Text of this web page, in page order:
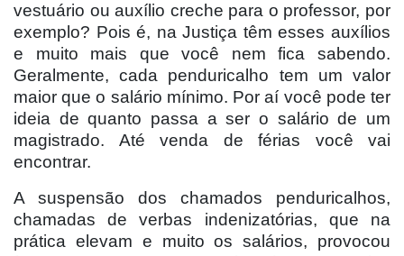
vestuário ou auxílio creche para o professor, por
exemplo? Pois é, na Justiça têm esses auxílios
e muito mais que você nem fica sabendo.
Geralmente, cada penduricalho tem um valor
maior que o salário mínimo. Por aí você pode ter
ideia de quanto passa a ser o salário de um
magistrado. Até venda de férias você vai
encontrar.
A suspensão dos chamados penduricalhos,
chamadas de verbas indenizatórias, que na
prática elevam e muito os salários, provocou